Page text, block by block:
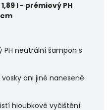
1,89 l - prémiový PH
PH neutrální šampon s
ani jiné nanesené
hloubkové vyčištění